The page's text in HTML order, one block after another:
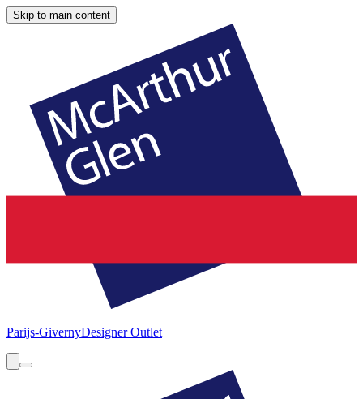
Skip to main content
Parijs-GivernyDesigner Outlet